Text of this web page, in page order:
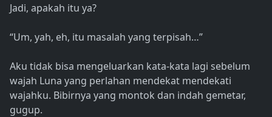
Jadi, apakah itu ya?
“Um, yah, eh, itu masalah yang terpisah…”
Aku tidak bisa mengeluarkan kata-kata lagi sebelum
wajah Luna yang perlahan mendekat mendekati
wajahku. Bibirnya yang montok dan indah gemetar,
gugup.